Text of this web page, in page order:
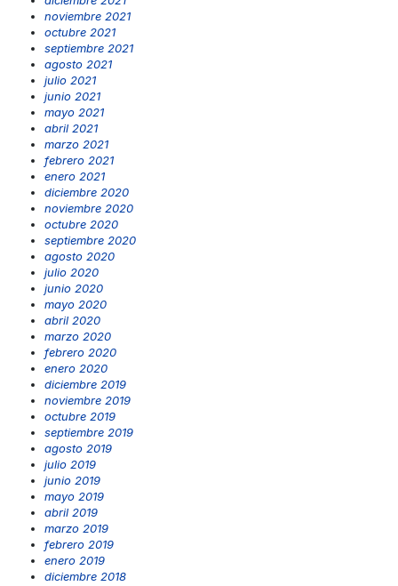
noviembre 2021
octubre 2021
septiembre 2021
agosto 2021
julio 2021
junio 2021
mayo 2021
abril 2021
marzo 2021
febrero 2021
enero 2021
diciembre 2020
noviembre 2020
octubre 2020
septiembre 2020
agosto 2020
julio 2020
junio 2020
mayo 2020
abril 2020
marzo 2020
febrero 2020
enero 2020
diciembre 2019
noviembre 2019
octubre 2019
septiembre 2019
agosto 2019
julio 2019
junio 2019
mayo 2019
abril 2019
marzo 2019
febrero 2019
enero 2019
diciembre 2018